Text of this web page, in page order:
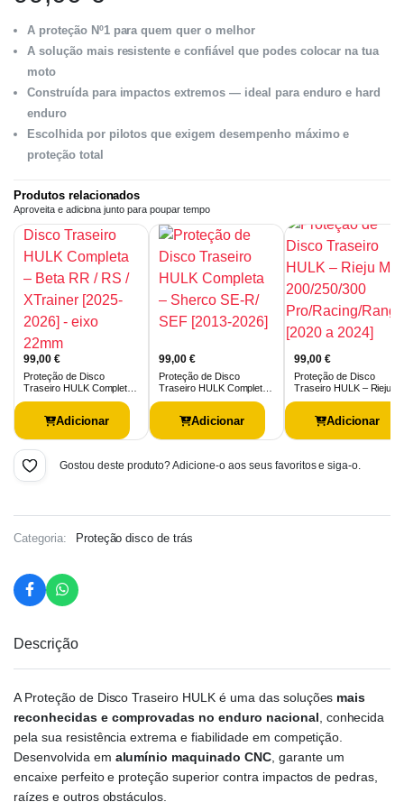
A proteção Nº1 para quem quer o melhor
A solução mais resistente e confiável que podes colocar na tua
moto
Construída para impactos extremos — ideal para enduro e hard
enduro
Escolhida por pilotos que exigem desempenho máximo e
proteção total
Produtos relacionados
Aproveita e adiciona junto para poupar tempo
99,00 €
Proteção de Disco
Traseiro HULK Completa
– Beta RR /…
Adicionar
99,00 €
Proteção de Disco
Traseiro HULK Completa
– Sherco SE-R/ SEF…
Adicionar
99,00 €
Proteção de Disco
Traseiro HULK – Rieju
MR 200/250/300
Adicionar
Gostou deste produto? Adicione-o aos seus favoritos e siga-o.
Categoria: Proteção disco de trás
Descrição
A Proteção de Disco Traseiro HULK é uma das soluções mais
reconhecidas e comprovadas no enduro nacional, conhecida
pela sua resistência extrema e fiabilidade em competição.
Desenvolvida em alumínio maquinado CNC, garante um
encaixe perfeito e proteção superior contra impactos de pedras,
raízes e outros obstáculos.